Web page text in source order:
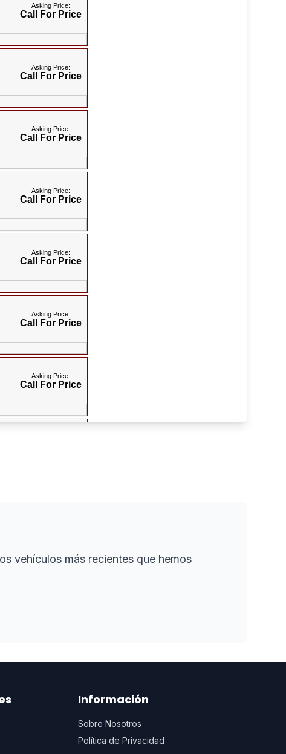
vehículos más recientes que hemos
Información
Sobre Nosotros
Política de Privacidad